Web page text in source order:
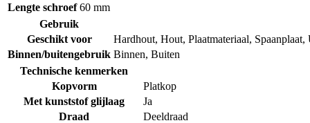
Lengte schroef 60 mm
Gebruik
Geschikt voor
Hardhout, Hout, Plaatmateriaal, Spaanplaat,
Binnen/buitengebruik Binnen, Buiten
Technische kenmerken
Kopvorm
Platkop
Met kunststof glijlaag
Ja
Draad
Deeldraad